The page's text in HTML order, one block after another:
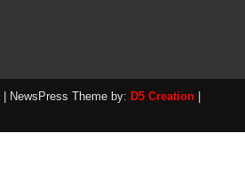
| NewsPress Theme by: D5 Creation